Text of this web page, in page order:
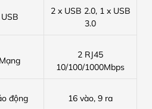
USB
2 x USB 2.0, 1 x USB
3.0
Mạng
2 RJ45
10/100/1000Mbps
động 16 vào, 9 ra